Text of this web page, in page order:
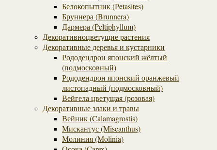
Белокопытник (Рetasites)
Бруннера (Brunnera)
Дармера (Peltiphyllum)
Декоративноцветущие растения
Декоративные деревья и кустарники
Рододендрон японский жёлтый
(подмосковный)
Рододендрон японский оранжевый
листопадный (подмосковный)
Вейгела цветущая (розовая)
Декоративные злаки и травы
Вейник (Calamagrostis)
Мискантус (Miscanthus)
Молиния (Molinia)